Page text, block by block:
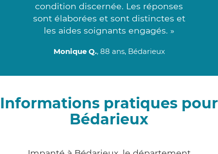
condition discernée. Les réponses
sont élaborées et sont distinctes et
les aides soignants engagés. »
Monique Q., 88 ans, Bédarieux
Informations pratiques pour
Bédarieux